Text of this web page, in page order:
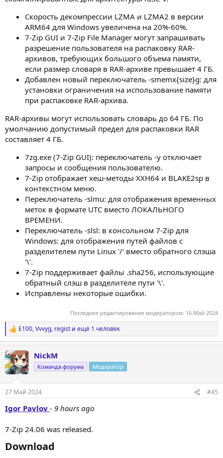
Скорость декомпрессии LZMA и LZMA2 в версии
ARM64 для Windows увеличена на 20%-60%.
7-Zip GUI и 7-Zip File Manager могут запрашивать
разрешение пользователя на распаковку RAR-
архивов, требующих большого объема памяти,
если размер словаря в RAR-архиве превышает 4 ГБ.
Добавлен новый переключатель -smemx{size}g: для
установки ограничения на использование памяти
при распаковке RAR-архива.
RAR-архивы могут использовать словарь до 64 ГБ. По
умолчанию допустимый предел для распаковки RAR
составляет 4 ГБ.
7zg.exe (7-Zip GUI): переключатель -y отключает
запросы и сообщения пользователю.
7-Zip отображает хеш-методы XXH64 и BLAKE2sp в
контекстном меню.
Переключатель -slmu: для отображения временных
меток в формате UTC вместо ЛОКАЛЬНОГО
ВРЕМЕНИ.
Переключатель -slsl: в консольном 7-Zip для
Windows: для отображения путей файлов с
разделителем пути Linux '/' вместо обратного слэша
'\'.
7-Zip поддерживает файлы .sha256, использующие
обратный слэш в разделителе пути '\'.
Исправлены некоторые ошибки.
Последнее редактирование модератором: 16 Май 2024
Р
е
а
к
ц
и
E100,Vvvyg, regist и ещё 1 человек
NickM
Команда форума Модератор
27 Май 2024 #45
Igor Pavlov - 9 hours ago
7-Zip 24.06 was released.
Download​